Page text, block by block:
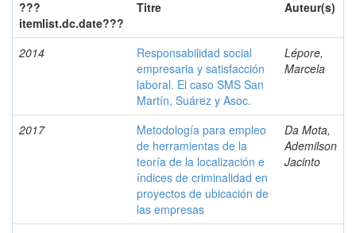
???
itemlist.dc.date???
Titre Auteur(s)
2014
Responsabilidad social
empresaria y satisfacción
laboral. El caso SMS San
Martín, Suárez y Asoc.
Lépore,
Marcela
2017
Metodología para empleo
de herramientas de la
teoría de la localización e
índices de criminalidad en
proyectos de ubicación de
las empresas
Da Mota,
Ademilson
Jacinto